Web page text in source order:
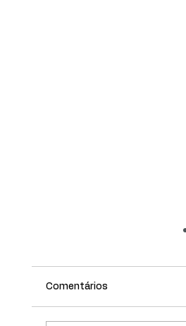
Comentários